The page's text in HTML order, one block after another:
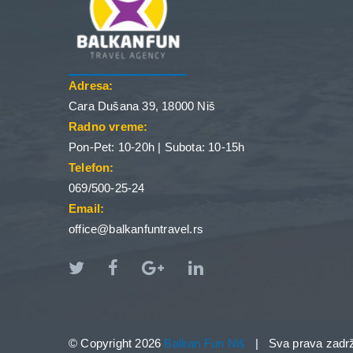
Adresa:
Cara Dušana 39, 18000 Niš
Radno vreme:
Pon-Pet: 10-20h | Subota: 10-15h
Telefon:
069/500-25-24
Email:
office@balkanfuntravel.rs
© Copyright 2026 Balkan Fun Niš | Sva prava